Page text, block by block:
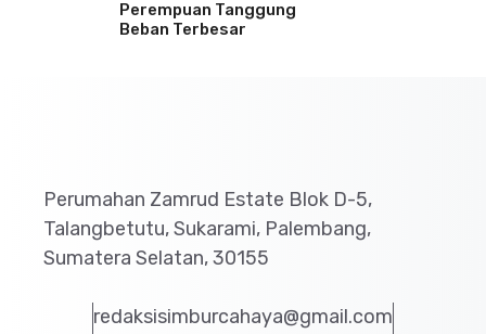
Perempuan Tanggung
Beban Terbesar
Perumahan Zamrud Estate Blok D-5,
Talangbetutu, Sukarami, Palembang,
Sumatera Selatan, 30155
redaksisimburcahaya@gmail.com